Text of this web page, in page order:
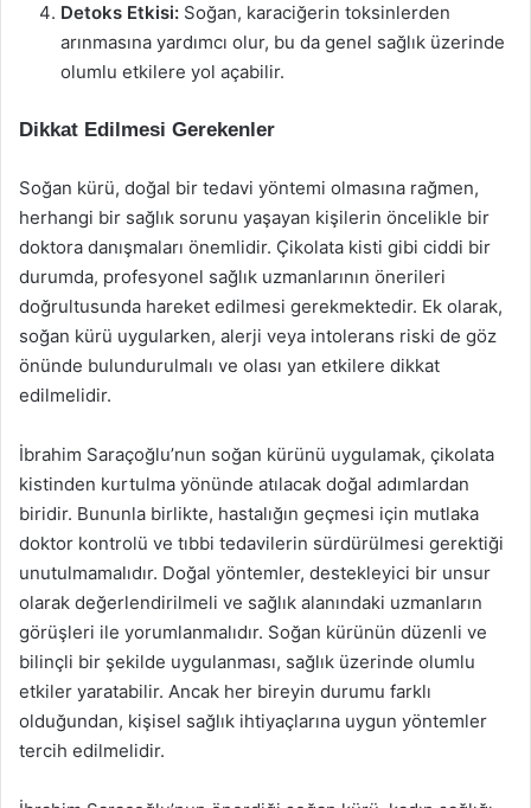
Detoks Etkisi: Soğan, karaciğerin toksinlerden
arınmasına yardımcı olur, bu da genel sağlık üzerinde
olumlu etkilere yol açabilir.
Dikkat Edilmesi Gerekenler
Soğan kürü, doğal bir tedavi yöntemi olmasına rağmen,
herhangi bir sağlık sorunu yaşayan kişilerin öncelikle bir
doktora danışmaları önemlidir. Çikolata kisti gibi ciddi bir
durumda, profesyonel sağlık uzmanlarının önerileri
doğrultusunda hareket edilmesi gerekmektedir. Ek olarak,
soğan kürü uygularken, alerji veya intolerans riski de göz
önünde bulundurulmalı ve olası yan etkilere dikkat
edilmelidir.
İbrahim Saraçoğlu’nun soğan kürünü uygulamak, çikolata
kistinden kurtulma yönünde atılacak doğal adımlardan
biridir. Bununla birlikte, hastalığın geçmesi için mutlaka
doktor kontrolü ve tıbbi tedavilerin sürdürülmesi gerektiği
unutulmamalıdır. Doğal yöntemler, destekleyici bir unsur
olarak değerlendirilmeli ve sağlık alanındaki uzmanların
görüşleri ile yorumlanmalıdır. Soğan kürünün düzenli ve
bilinçli bir şekilde uygulanması, sağlık üzerinde olumlu
etkiler yaratabilir. Ancak her bireyin durumu farklı
olduğundan, kişisel sağlık ihtiyaçlarına uygun yöntemler
tercih edilmelidir.